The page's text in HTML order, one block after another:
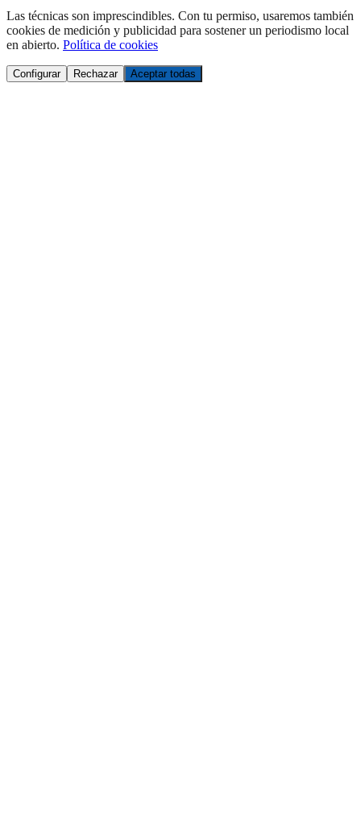
Las técnicas son imprescindibles. Con tu permiso, usaremos también
cookies de medición y publicidad para sostener un periodismo local
en abierto. Política de cookies
Configurar Rechazar Aceptar todas